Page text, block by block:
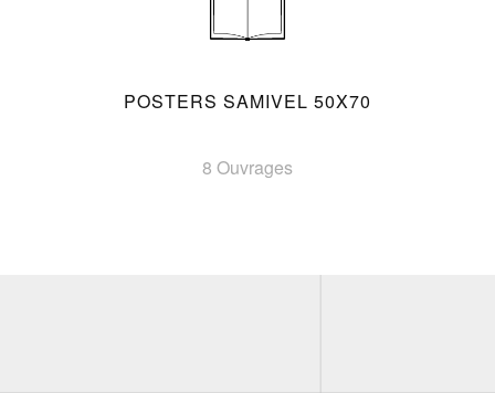
POSTERS SAMIVEL 50X70
8 Ouvrages